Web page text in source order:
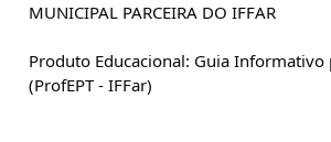
MUNICIPAL PARCEIRA DO IFFAR
Produto Educacional: Guia Informativo
(ProfEPT - IFFar)